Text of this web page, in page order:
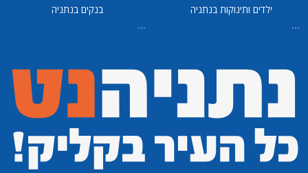
ילדים ותינוקות בנתניה
...
בנקים בנתניה
...